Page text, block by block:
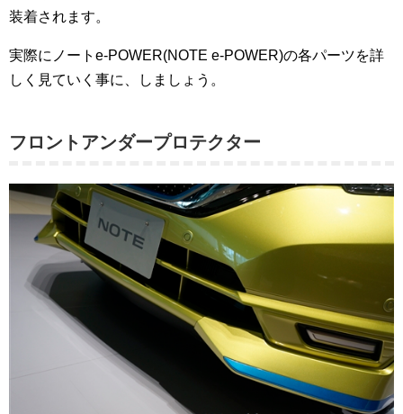
装着されます。
実際にノートe-POWER(NOTE e-POWER)の各パーツを詳
しく見ていく事に、しましょう。
フロントアンダープロテクター